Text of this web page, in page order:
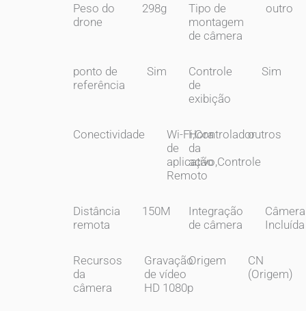
Peso do
drone
298g
Tipo de
montagem
de câmera
outro
ponto de
referência
Sim
Controle
de
exibição
Sim
Conectividade
Wi-Fi,Controlador
de
aplicativo,Controle
Remoto
Hora
da
ação
outros
Distância
remota
150M
Integração
de câmera
Câmera
Incluída
Recursos
da
câmera
Gravação
de vídeo
HD 1080p
Origem
CN
(Origem)